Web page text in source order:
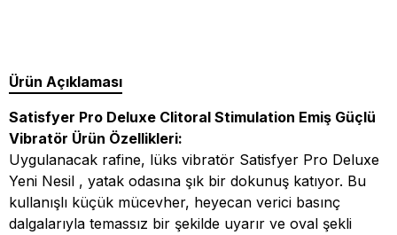
Ürün Açıklaması
Satisfyer Pro Deluxe Clitoral Stimulation Emiş Güçlü
Vibratör Ürün Özellikleri:
Uygulanacak rafine, lüks vibratör Satisfyer Pro Deluxe
Yeni Nesil , yatak odasına şık bir dokunuş katıyor. Bu
kullanışlı küçük mücevher, heyecan verici basınç
dalgalarıyla temassız bir şekilde uyarır ve oval şekli